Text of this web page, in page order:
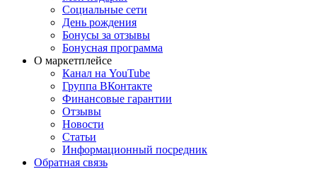
Социальные сети
День рождения
Бонусы за отзывы
Бонусная программа
О маркетплейсе
Канал на YouTube
Группа ВКонтакте
Финансовые гарантии
Отзывы
Новости
Статьи
Информационный посредник
Обратная связь